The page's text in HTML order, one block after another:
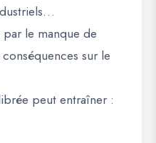
le manque de
sur le
peut entraîner :